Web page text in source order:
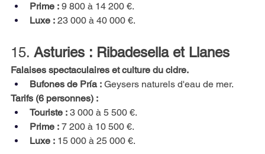
Prime : 9 800 à 14 200 €.
Luxe : 23 000 à 40 000 €.
15. Asturies : Ribadesella et Llanes
Falaises spectaculaires et culture du cidre.
Bufones de Pría : Geysers naturels d'eau de mer.
Tarifs (6 personnes) :
Touriste : 3 000 à 5 500 €.
Prime : 7 200 à 10 500 €.
Luxe : 15 000 à 25 000 €.